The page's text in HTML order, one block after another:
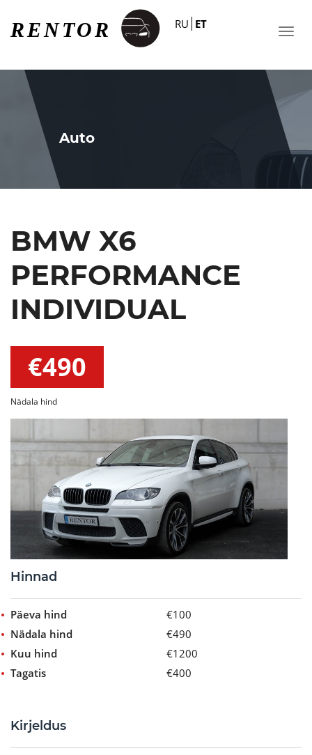
RU ET
Auto
BMW X6
PERFORMANCE
INDIVIDUAL
€490
Nädala hind
Hinnad
Päeva hind
€100
Nädala hind
€490
Kuu hind
€1200
Tagatis
€400
Kirjeldus